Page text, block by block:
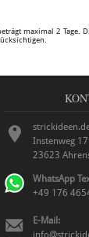
maximal 2 Tage.
Instenweg 17
23623
WhatsApp
+49 176
E-Mail: